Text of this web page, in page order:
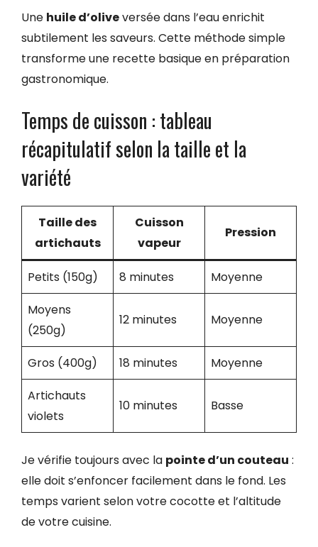
Une huile d’oliveversée dans l’eau enrichit
subtilement les saveurs. Cette méthode simple
transforme une recette basique en préparation
gastronomique.
Temps de cuisson : tableau
récapitulatif selon la taille et la
variété
Taille des
artichauts
Cuisson
vapeur
Pression
Petits (150g) 8 minutes
Moyenne
Moyens
(250g)
12 minutes Moyenne
Gros (400g) 18 minutes
Moyenne
Artichauts
violets
10 minutes Basse
Je vérifie toujours avec la pointe d’un couteau :
elle doit s’enfoncer facilement dans le fond. Les
temps varient selon votre cocotte et l’altitude
de votre cuisine.